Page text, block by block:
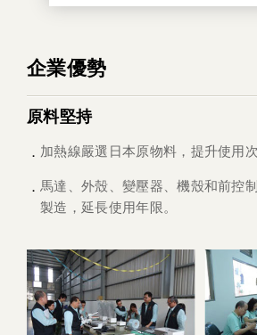
企業優勢
原料堅持
加熱線嚴選日本原物料，提升使用
馬達、外殼、變壓器、機殼和前控
製造，延長使用年限。